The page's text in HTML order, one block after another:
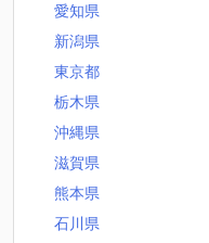
愛知県
新潟県
東京都
栃木県
沖縄県
滋賀県
熊本県
石川県